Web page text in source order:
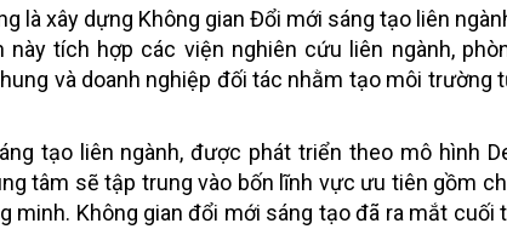
là xây dựng Không gian Đổi mới sáng tạo liên
tích hợp các viện nghiên cứu liên ngành,
và doanh nghiệp đối tác nhằm tạo môi trường
tạo liên ngành, được phát triển theo mô hình
tâm sẽ tập trung vào bốn lĩnh vực ưu tiên gồm
Không gian đổi mới sáng tạo đã ra mắt cuối